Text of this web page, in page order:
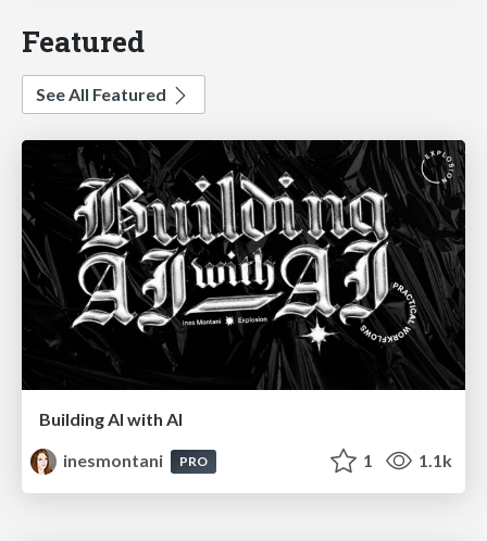
Featured
See All Featured
Building AI with AI
inesmontani
PRO 1 1.1k